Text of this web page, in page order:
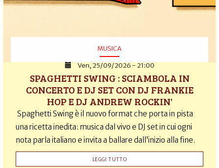
MUSICA
Ven, 25/09/2026 - 21:00
SPAGHETTI SWING : SCIAMBOLA IN
CONCERTO E DJ SET CON DJ FRANKIE
HOP E DJ ANDREW ROCKIN'
Spaghetti Swing è il nuovo format che porta in pista
una ricetta inedita: musica dal vivo e DJ set in cui ogni
nota parla italiano e invita a ballare dall’inizio alla fine.
LEGGI TUTTO